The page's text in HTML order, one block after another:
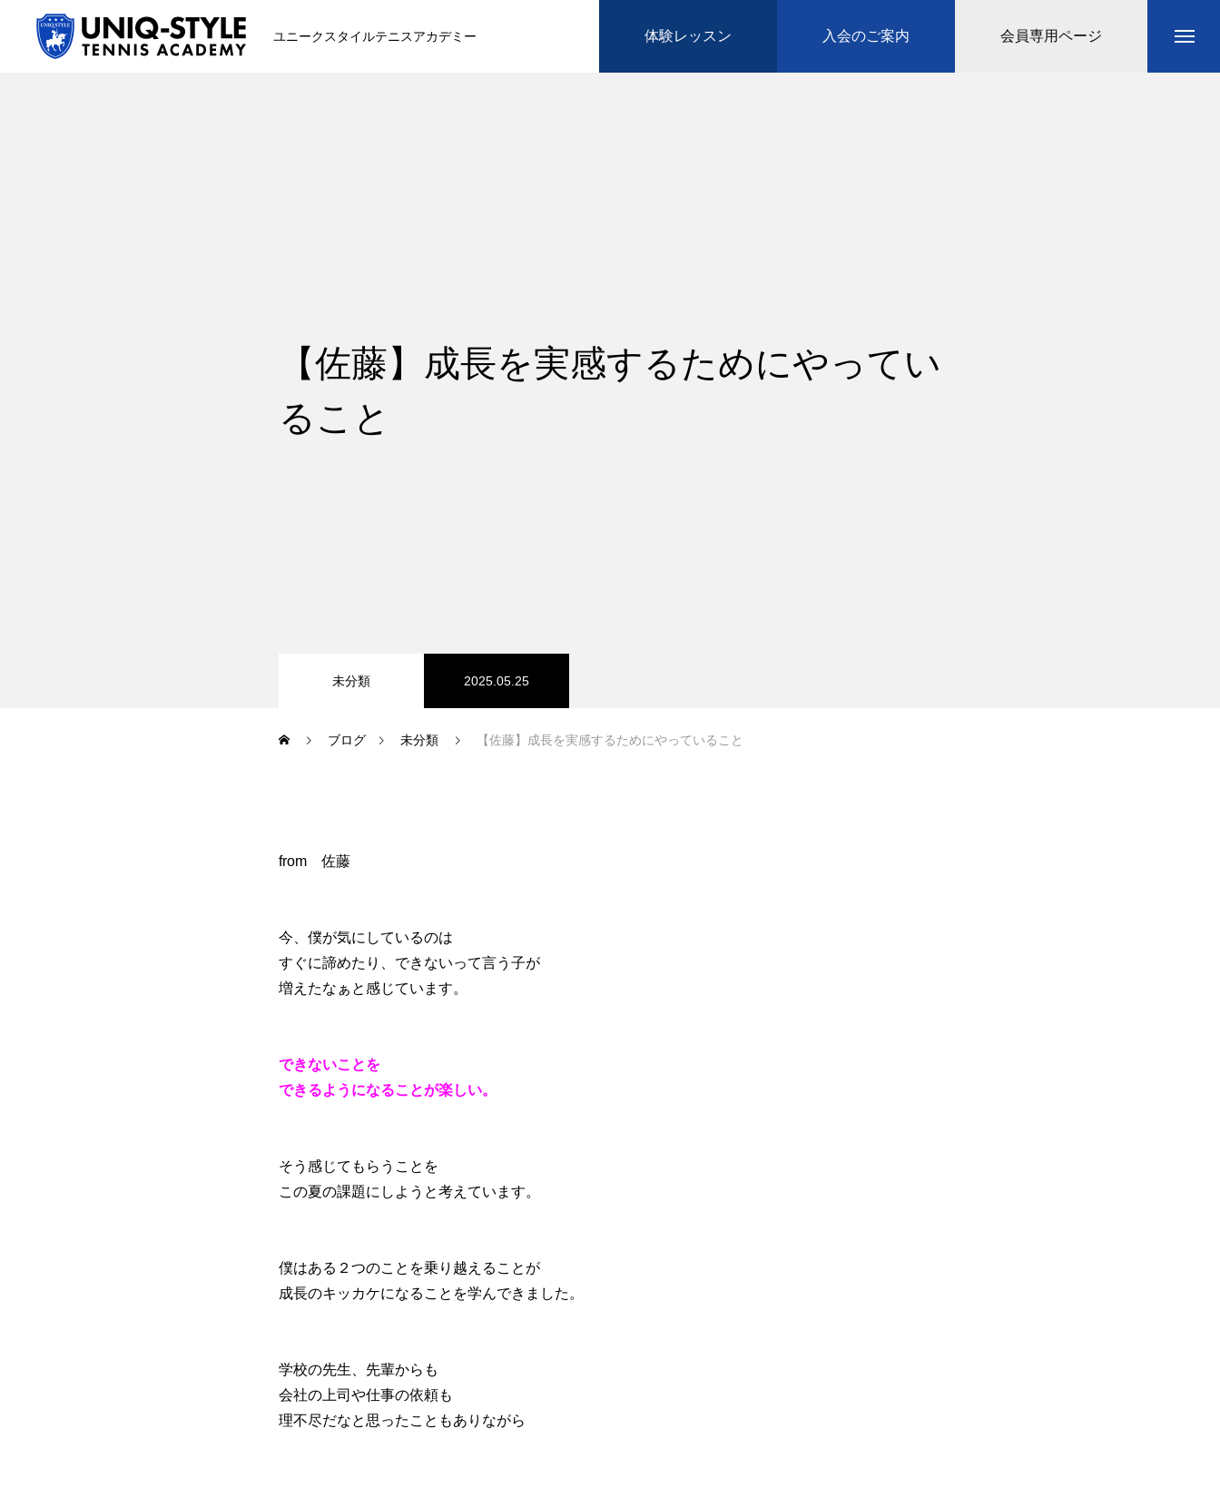
ユニークスタイルテニスアカデミー 体験レッスン 入会のご案内 会員専用ページ
システム・クラス・料金
【佐藤】成長を実感するためにやってい
ること
未分類 2025.05.25
ブログ 未分類 【佐藤】成長を実感するためにやっていること
from 佐藤
今、僕が気にしているのは
すぐに諦めたり、できないって言う子が
増えたなぁと感じています。
できないことを
できるようになることが楽しい。
そう感じてもらうことを
この夏の課題にしようと考えています。
僕はある２つのことを乗り越えることが
成長のキッカケになることを学んできました。
学校の先生、先輩からも
会社の上司や仕事の依頼も
理不尽だなと思ったこともありながら